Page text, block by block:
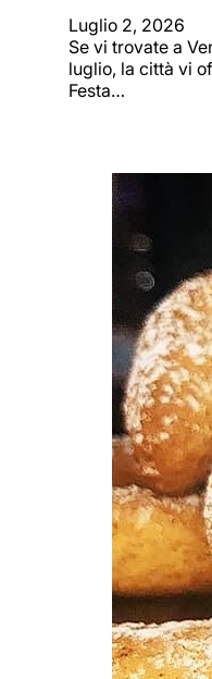
Luglio 2, 2026
Se vi trovate a
luglio, la città vi
Festa…